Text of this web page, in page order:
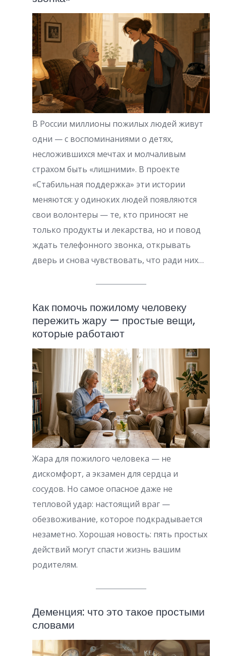
а
и
я
з
а
п
и
с
е
й
В России миллионы пожилых людей живут
одни — с воспоминаниями о детях,
несложившихся мечтах и молчаливым
страхом быть «лишними». В проекте
«Стабильная поддержка» эти истории
меняются: у одиноких людей появляются
свои волонтеры — те, кто приносят не
только продукты и лекарства, но и повод
ждать телефонного звонка, открывать
дверь и снова чувствовать, что ради них…
Как помочь пожилому человеку
пережить жару — простые вещи,
которые работают
Жара для пожилого человека — не
дискомфорт, а экзамен для сердца и
сосудов. Но самое опасное даже не
тепловой удар: настоящий враг —
обезвоживание, которое подкрадывается
незаметно. Хорошая новость: пять простых
действий могут спасти жизнь вашим
родителям.
Деменция: что это такое простыми
словами